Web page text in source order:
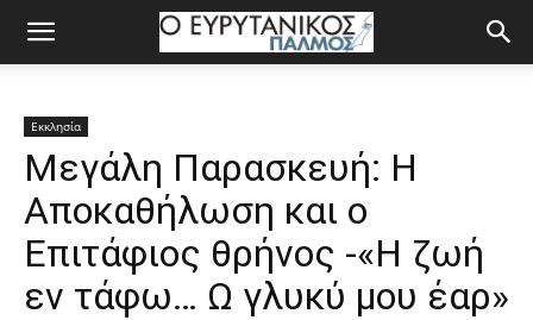
Εκκλησία
Μεγάλη Παρασκευή: Η
Αποκαθήλωση και ο
Επιτάφιος θρήνος -«Η ζωή
εν τάφω… Ω γλυκύ μου έαρ»